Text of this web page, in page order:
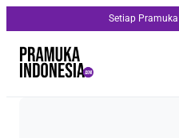
Setiap